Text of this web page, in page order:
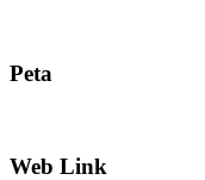
Peta
Web Link